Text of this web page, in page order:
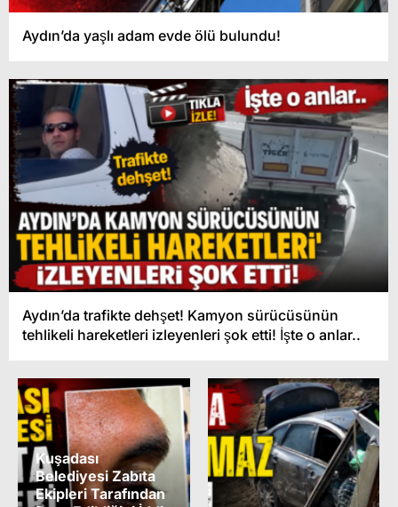
Aydın’da yaşlı adam evde ölü bulundu!
Aydın’da trafikte dehşet! Kamyon sürücüsünün
tehlikeli hareketleri izleyenleri şok etti! İşte o anlar..
Kuşadası
Belediyesi Zabıta
Ekipleri Tarafından